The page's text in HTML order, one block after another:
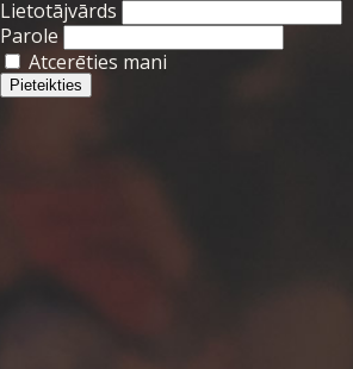
Lietotājvārds
Parole
Atcerēties mani